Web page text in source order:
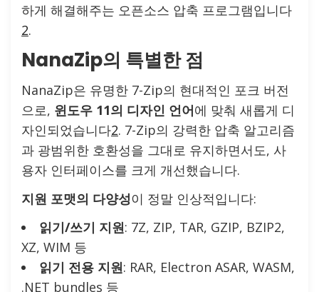
하게 해결해주는 오픈소스 압축 프로그램입니다
2.
NanaZip의 특별한 점
NanaZip은 유명한 7-Zip의 현대적인 포크 버전
으로, 윈도우 11의 디자인 언어에 맞춰 새롭게 디
자인되었습니다2. 7-Zip의 강력한 압축 알고리즘
과 광범위한 호환성을 그대로 유지하면서도, 사
용자 인터페이스를 크게 개선했습니다.
지원 포맷의 다양성이 정말 인상적입니다:
읽기/쓰기 지원: 7Z, ZIP, TAR, GZIP, BZIP2,
XZ, WIM 등
읽기 전용 지원: RAR, Electron ASAR, WASM,
.NET bundles 등